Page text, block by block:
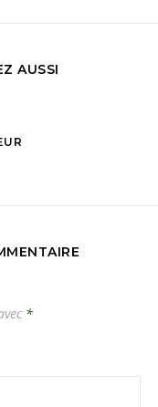
AUSSI
*